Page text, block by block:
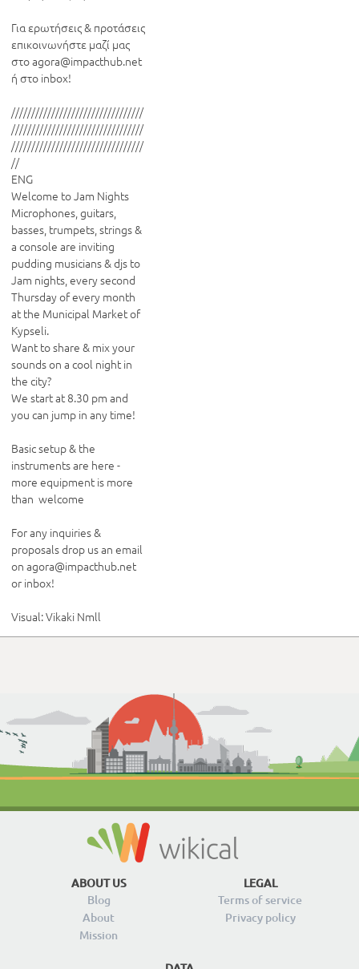
Για ερωτήσεις & προτάσεις
επικοινωνήστε μαζί μας
στο agora@impacthub.net
ή στο inbox!
/////////////////////////////////
/////////////////////////////////
/////////////////////////////////
//
ENG
Welcome to Jam Nights
Μicrophones, guitars,
basses, trumpets, strings &
a console are inviting
pudding musicians & djs to
Jam nights, every second
Thursday of every month
at the Municipal Market of
Kypseli.
Want to share & mix your
sounds on a cool night in
the city?
We start at 8.30 pm and
you can jump in any time!
Basic setup & the
instruments are here -
more equipment is more
than  welcome
For any inquiries &
proposals drop us an email
on agora@impacthub.net
or inbox!
Visual: Vikaki Nmll
ABOUT US
Blog
About
Mission
LEGAL
Terms of service
Privacy policy